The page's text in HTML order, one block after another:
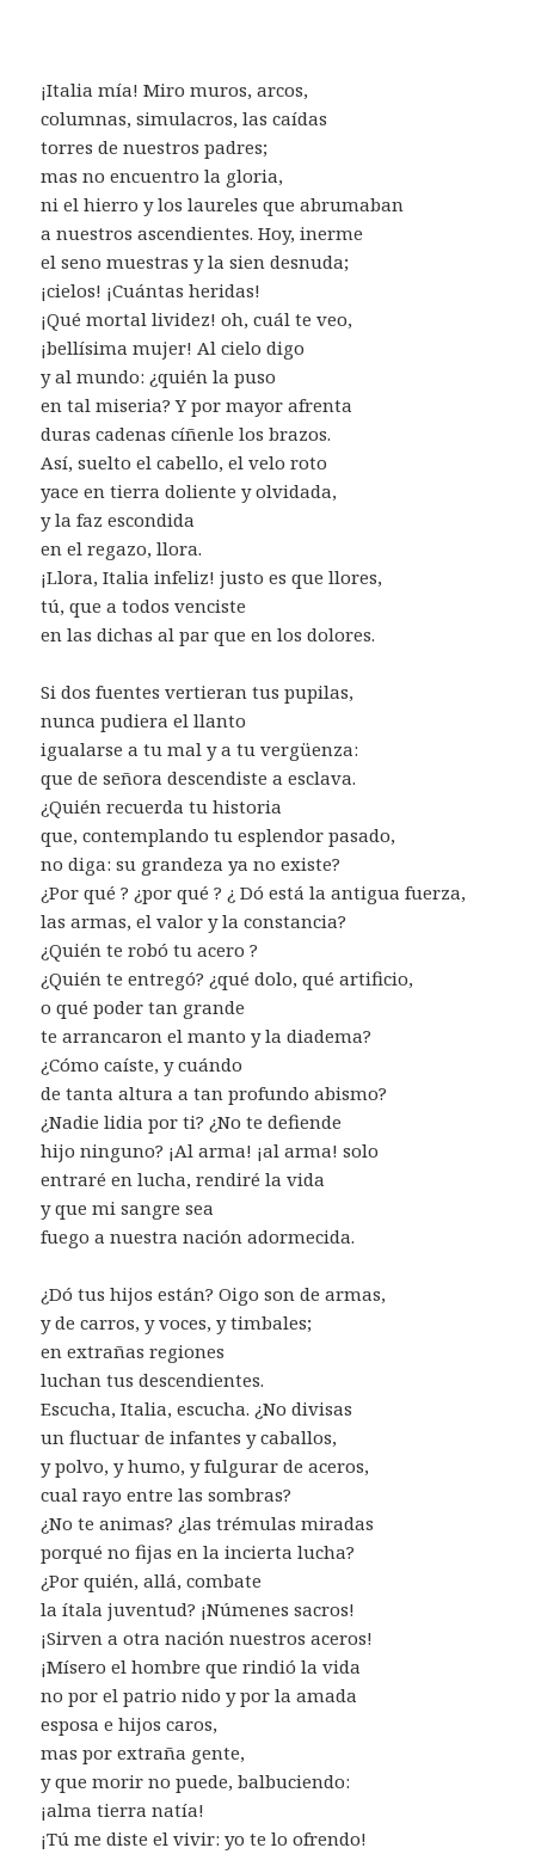
¡Italia mía! Miro muros, arcos,
columnas, simulacros, las caídas
torres de nuestros padres;
mas no encuentro la gloria,
ni el hierro y los laureles que abrumaban
a nuestros ascendientes. Hoy, inerme
el seno muestras y la sien desnuda;
¡cielos! ¡Cuántas heridas!
¡Qué mortal lividez! oh, cuál te veo,
¡bellísima mujer! Al cielo digo
y al mundo: ¿quién la puso
en tal miseria? Y por mayor afrenta
duras cadenas cíñenle los brazos.
Así, suelto el cabello, el velo roto
yace en tierra doliente y olvidada,
y la faz escondida
en el regazo, llora.
¡Llora, Italia infeliz! justo es que llores,
tú, que a todos venciste
en las dichas al par que en los dolores.
Si dos fuentes vertieran tus pupilas,
nunca pudiera el llanto
igualarse a tu mal y a tu vergüenza:
que de señora descendiste a esclava.
¿Quién recuerda tu historia
que, contemplando tu esplendor pasado,
no diga: su grandeza ya no existe?
¿Por qué ? ¿por qué ? ¿ Dó está la antigua fuerza,
las armas, el valor y la constancia?
¿Quién te robó tu acero ?
¿Quién te entregó? ¿qué dolo, qué artificio,
o qué poder tan grande
te arrancaron el manto y la diadema?
¿Cómo caíste, y cuándo
de tanta altura a tan profundo abismo?
¿Nadie lidia por ti? ¿No te defiende
hijo ninguno? ¡Al arma! ¡al arma! solo
entraré en lucha, rendiré la vida
y que mi sangre sea
fuego a nuestra nación adormecida.
¿Dó tus hijos están? Oigo son de armas,
y de carros, y voces, y timbales;
en extrañas regiones
luchan tus descendientes.
Escucha, Italia, escucha. ¿No divisas
un fluctuar de infantes y caballos,
y polvo, y humo, y fulgurar de aceros,
cual rayo entre las sombras?
¿No te animas? ¿las trémulas miradas
porqué no fijas en la incierta lucha?
¿Por quién, allá, combate
la ítala juventud? ¡Númenes sacros!
¡Sirven a otra nación nuestros aceros!
¡Mísero el hombre que rindió la vida
no por el patrio nido y por la amada
esposa e hijos caros,
mas por extraña gente,
y que morir no puede, balbuciendo:
¡alma tierra natía!
¡Tú me diste el vivir: yo te lo ofrendo!